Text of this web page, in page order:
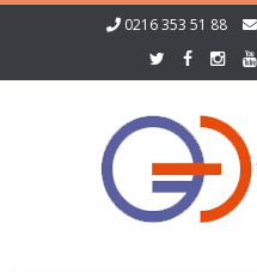
0216 353 51 88